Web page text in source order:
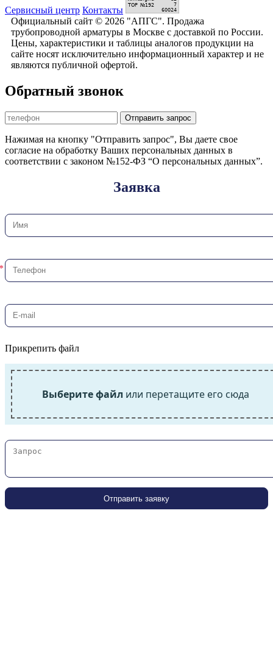
Сервисный центр Контакты
Официальный сайт © 2026 "АПГС". Продажа
трубопроводной арматуры в Москве с доставкой по России.
Цены, характеристики и таблицы аналогов продукции на
сайте носят исключительно информационный характер и не
являются публичной офертой.
Обратный звонок
Отправить запрос
Нажимая на кнопку "Отправить запрос", Вы даете свое
согласие на обработку Ваших персональных данных в
соответствии с законом №152-ФЗ “О персональных данных”.
Заявка
Прикрепить файл
Выберите файл или перетащите его сюда